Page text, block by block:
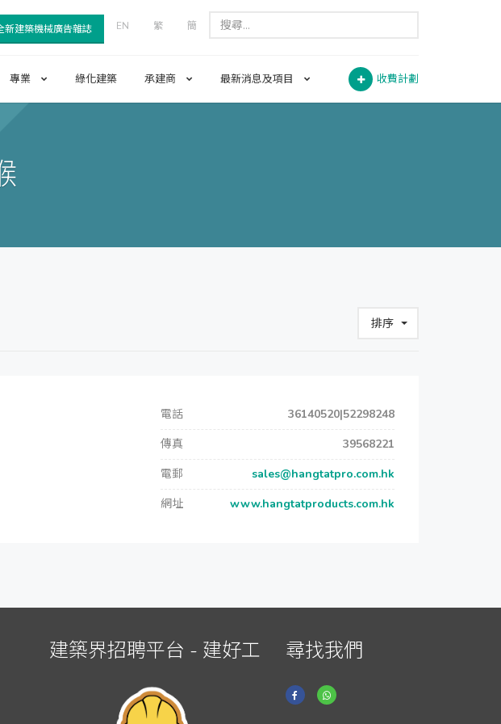
新建築機械廣告雜誌 EN 繁 簡
收費計劃
專業 綠化建築 承建商 最新消息及項目
排序
電話
36140520|52298248
傳真
39568221
電郵
sales@hangtatpro.com.hk
網址
www.hangtatproducts.com.hk
建築界招聘平台 - 建好工 尋找我們